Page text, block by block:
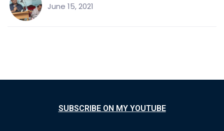
June 15, 2021
SUBSCRIBE ON MY YOUTUBE